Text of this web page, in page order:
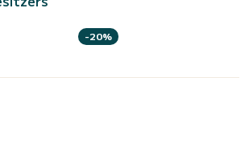
-20%